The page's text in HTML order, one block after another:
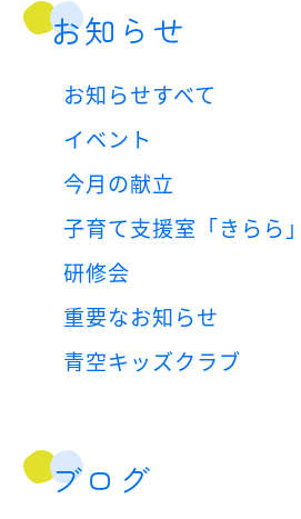
お知らせ
お知らせすべて
イベント
今月の献立
子育て支援室「きらら」
研修会
重要なお知らせ
青空キッズクラブ
ブログ